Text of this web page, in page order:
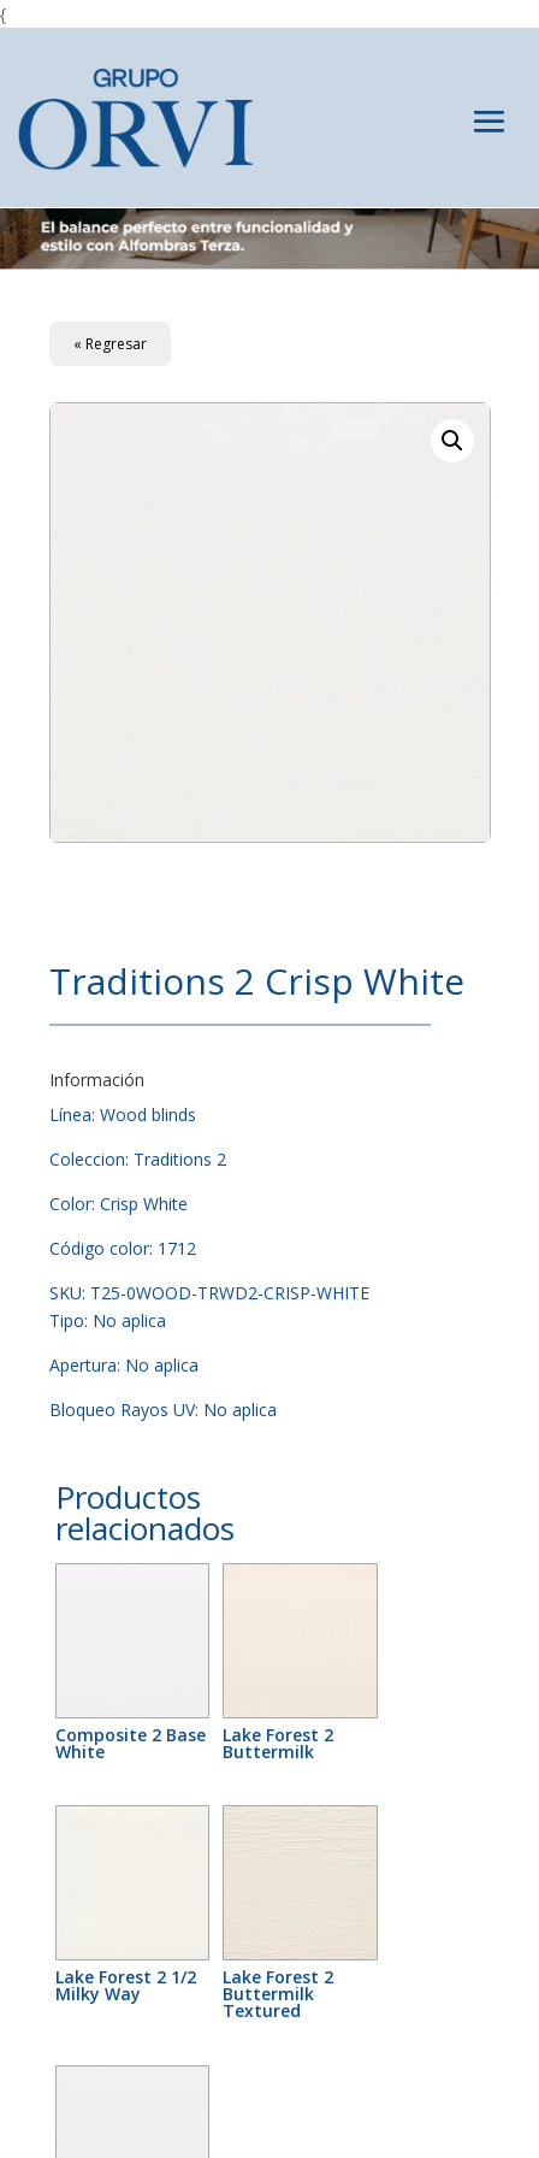
{
« Regresar
Traditions 2 Crisp White
Información
Línea: Wood blinds
Coleccion: Traditions 2
Color: Crisp White
Código color: 1712
SKU: T25-0WOOD-TRWD2-CRISP-WHITE
Tipo: No aplica
Apertura: No aplica
Bloqueo Rayos UV: No aplica
Productos
relacionados
Composite 2 Base
White
Lake Forest 2
Buttermilk
Lake Forest 2 1/2
Milky Way
Lake Forest 2
Buttermilk
Textured